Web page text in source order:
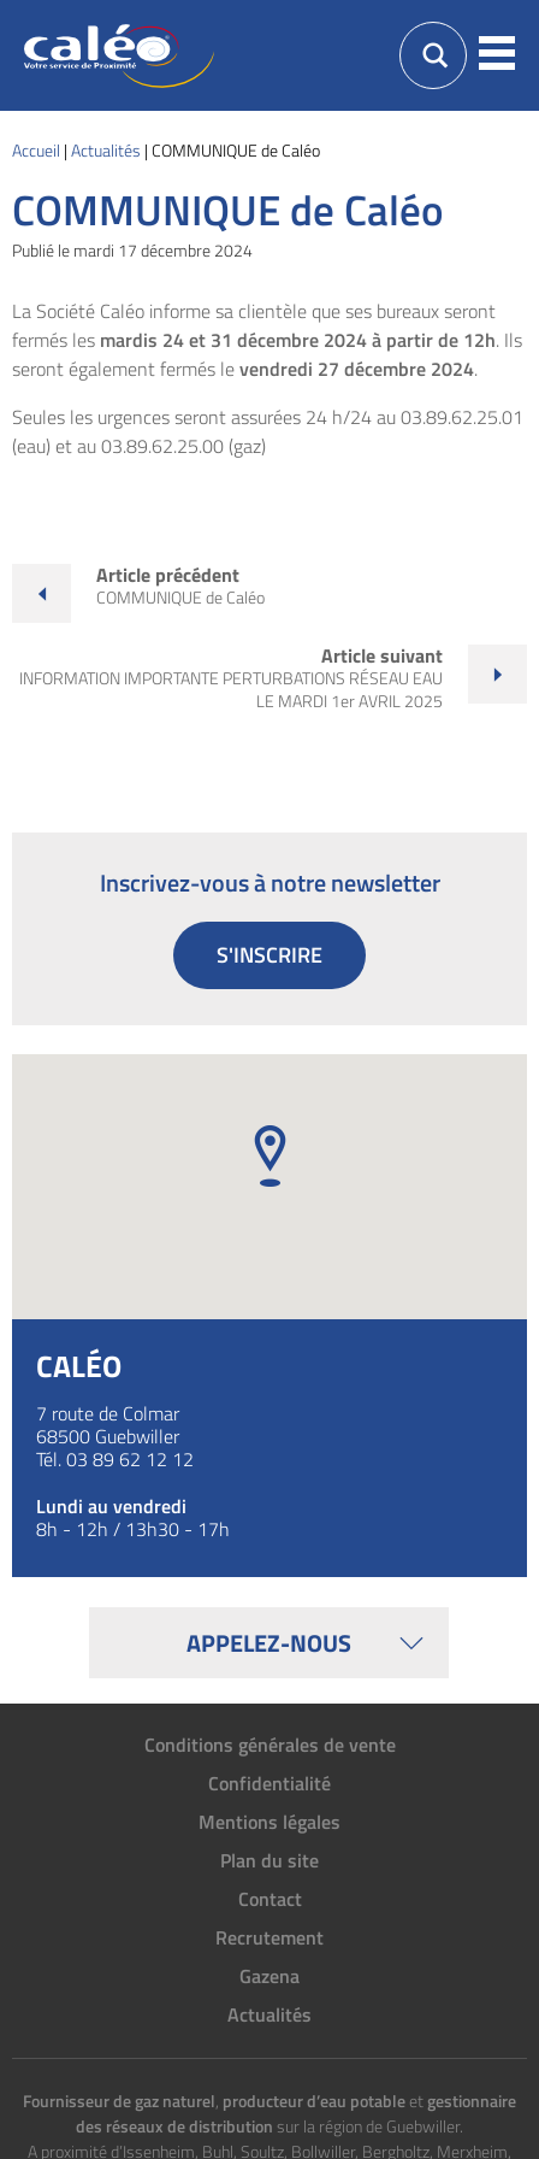
Caléo
Guebwiller
service
proximité
Accueil |Actualités |COMMUNIQUE de Caléo
COMMUNIQUE de Caléo
Publié lemardi 17 décembre 2024
La Société Caléo informe sa clientèle que ses bureaux seront
fermés les mardis 24 et 31 décembre 2024 à partir de 12h. Ils
seront également fermés levendredi 27 décembre 2024.
Seules les urgences seront assurées 24 h/24 au 03.89.62.25.01
(eau) et au 03.89.62.25.00 (gaz)
Article précédent
COMMUNIQUE de Caléo
Article suivant
INFORMATION IMPORTANTE PERTURBATIONS RÉSEAU EAU
LE MARDI 1er AVRIL 2025
Inscrivez-vous à notre newsletter
S'INSCRIRE
CALÉO
7 route de Colmar
68500 Guebwiller
Tél.03 89 62 12 12
Lundi au vendredi
8h - 12h / 13h30 - 17h
APPELEZ-NOUS
Conditions générales de vente
Confidentialité
Mentions légales
Plan du site
Contact
Recrutement
Gazena
Actualités
Fournisseur de gaz naturel, producteur d’eau potableetgestionnaire
des réseaux de distribution sur la région de Guebwiller.
A proximité d’Issenheim, Buhl, Soultz, Bollwiller, Bergholtz, Merxheim,